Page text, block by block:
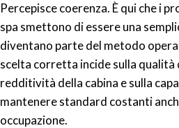
Percepisce coerenza. È qui che i
spa smettono di essere una
diventano parte del metodo
scelta corretta incide sulla
redditività della cabina e sulla
mantenere standard costanti
occupazione.